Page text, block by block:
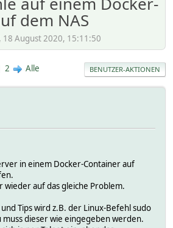
dem NAS
18 August 2020, 15:11:50
2 Alle BENUTZER-AKTIONEN
in einem Docker-Container auf
wieder auf das gleiche Problem.
Tips wird z.B. der Linux-Befehl sudo
dieser wie eingegeben werden.